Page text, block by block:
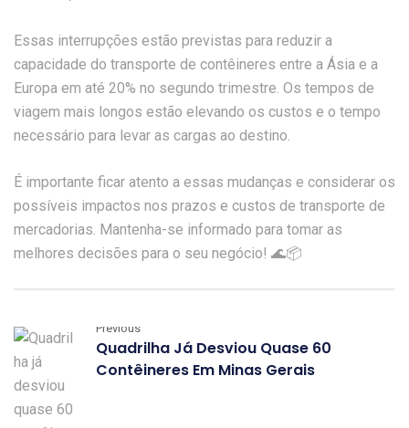
Essas interrupções estão previstas para reduzir a
capacidade do transporte de contêineres entre a Ásia e a
Europa em até 20% no segundo trimestre. Os tempos de
viagem mais longos estão elevando os custos e o tempo
necessário para levar as cargas ao destino.
É importante ficar atento a essas mudanças e considerar os
possíveis impactos nos prazos e custos de transporte de
mercadorias. Mantenha-se informado para tomar as
melhores decisões para o seu negócio! 🌊📦
Previous
Quadrilha Já Desviou Quase 60
Contêineres Em Minas Gerais